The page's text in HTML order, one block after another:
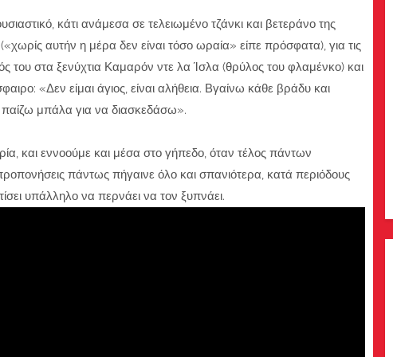
κάτι ανάμεσα σε τελειωμένο τζάνκι και βετεράνο της
αυτήν η μέρα δεν είναι τόσο ωραία» είπε πρόσφατα), για τις
του στα ξενύχτια Καμαρόν ντε λα Ίσλα (θρύλος του φλαμένκο) και
«Δεν είμαι άγιος, είναι αλήθεια. Βγαίνω κάθε βράδυ και
μπάλα για να διασκεδάσω».
και εννοούμε και μέσα στο γήπεδο, όταν τέλος πάντων
πάντως πήγαινε όλο και σπανιότερα, κατά περιόδους
υπάλληλο να περνάει να τον ξυπνάει.